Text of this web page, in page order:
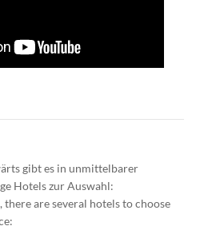
gibt es in unmittelbarer
Hotels zur Auswahl:
are several hotels to choose